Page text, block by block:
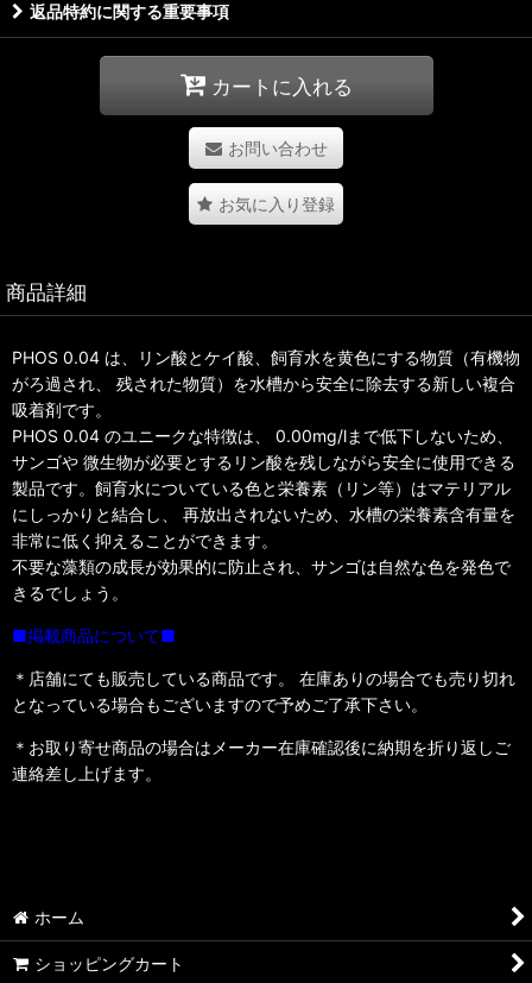
返品特約に関する重要事項
カートに入れる
お問い合わせ
お気に入り登録
商品詳細
PHOS 0.04 は、リン酸とケイ酸、飼育水を黄色にする物質（有機物
がろ過され、 残された物質）を水槽から安全に除去する新しい複合
吸着剤です。
PHOS 0.04 のユニークな特徴は、 0.00mg/lまで低下しないため、
サンゴや 微生物が必要とするリン酸を残しながら安全に使用できる
製品です。飼育水についている色と栄養素（リン等）はマテリアル
にしっかりと結合し、 再放出されないため、水槽の栄養素含有量を
非常に低く抑えることができます。
不要な藻類の成長が効果的に防止され、サンゴは自然な色を発色で
きるでしょう。
■掲載商品について■
＊店舗にても販売している商品です。 在庫ありの場合でも売り切れ
となっている場合もございますので予めご了承下さい。
＊お取り寄せ商品の場合はメーカー在庫確認後に納期を折り返しご
連絡差し上げます。
ホーム
ショッピングカート